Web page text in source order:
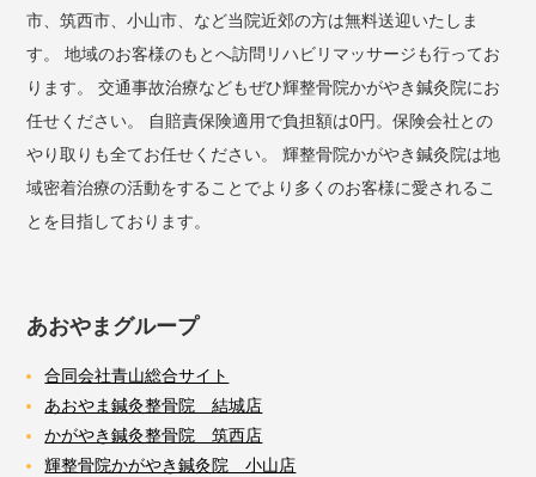
市、筑西市、小山市、など当院近郊の方は無料送迎いたしま
す。 地域のお客様のもとへ訪問リハビリマッサージも行ってお
ります。 交通事故治療などもぜひ輝整骨院かがやき鍼灸院にお
任せください。 自賠責保険適用で負担額は0円。保険会社との
やり取りも全てお任せください。 輝整骨院かがやき鍼灸院は地
域密着治療の活動をすることでより多くのお客様に愛されるこ
とを目指しております。
あおやまグループ
合同会社青山総合サイト
あおやま鍼灸整骨院 結城店
かがやき鍼灸整骨院 筑西店
輝整骨院かがやき鍼灸院 小山店